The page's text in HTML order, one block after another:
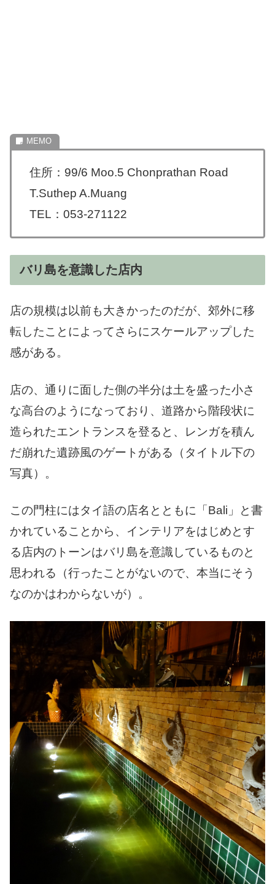
住所：99/6 Moo.5 Chonprathan Road
T.Suthep A.Muang
TEL：053-271122
バリ島を意識した店内
店の規模は以前も大きかったのだが、郊外に移
転したことによってさらにスケールアップした
感がある。
店の、通りに面した側の半分は土を盛った小さ
な高台のようになっており、道路から階段状に
造られたエントランスを登ると、レンガを積ん
だ崩れた遺跡風のゲートがある（タイトル下の
写真）。
この門柱にはタイ語の店名とともに「Bali」と書
かれていることから、インテリアをはじめとす
る店内のトーンはバリ島を意識しているものと
思われる（行ったことがないので、本当にそう
なのかはわからないが）。